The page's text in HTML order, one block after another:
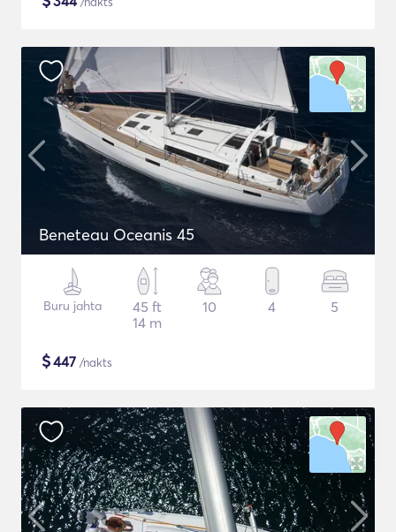
Beneteau Oceanis 45
Buru jahta
45 ft
14 m
10 4 5
$447 /nakts